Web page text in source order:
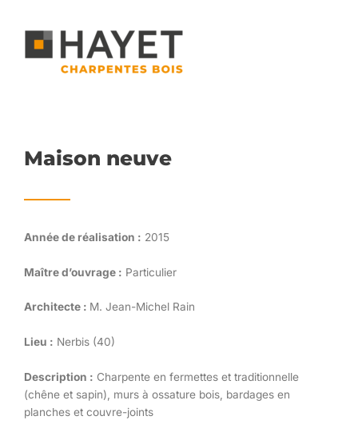
contenu
Maison neuve
Année de réalisation : 2015
Maître d’ouvrage : Particulier
Architecte : M. Jean-Michel Rain
Lieu : Nerbis (40)
Description : Charpente en fermettes et traditionnelle
(chêne et sapin), murs à ossature bois, bardages en
planches et couvre-joints